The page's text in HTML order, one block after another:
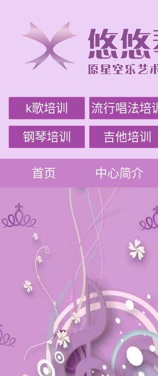
k歌培训 流行唱法培训
钢琴培训 吉他培训
首页 中心简介